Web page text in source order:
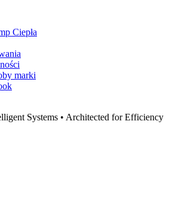
Ciepła
marki
Systems • Architected for Efficiency